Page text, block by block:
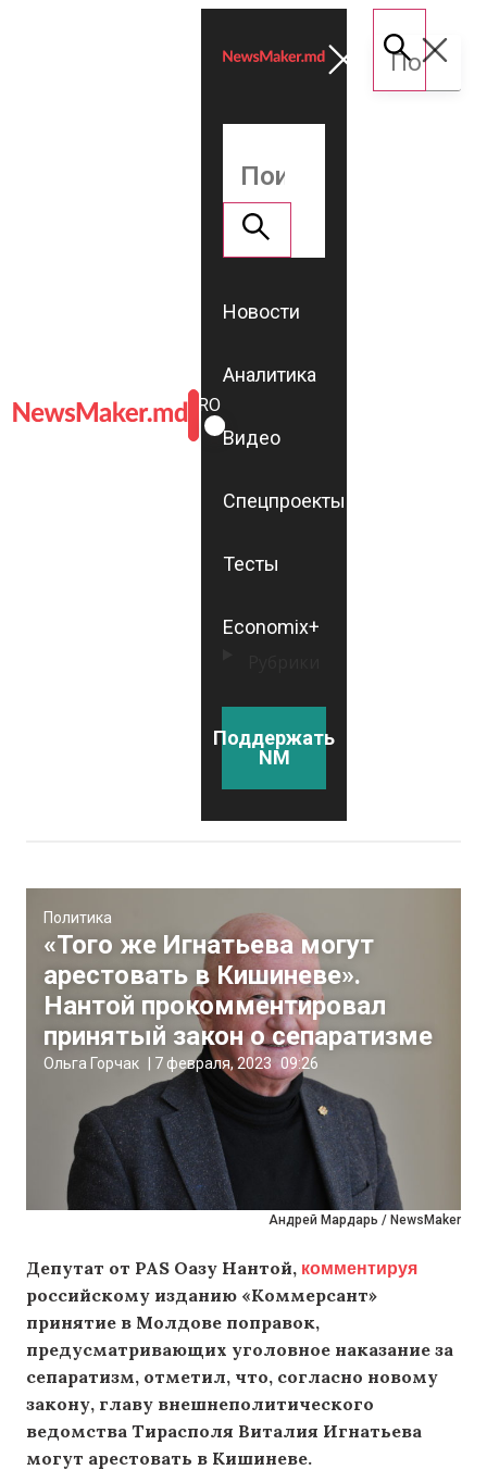
ROMÂNĂ
RU
Новости
Аналитика
Видео
Спецпроекты
Тесты
Economix+
Поддержать
NM
Андрей Мардарь / NewsMaker
Политика
«Того же Игнатьева могут
арестовать в Кишиневе».
Нантой прокомментировал
принятый закон о сепаратизме
Ольга Горчак 7 февраля, 2023 09:26
Депутат от PAS Оазу Нантой, комментируя
российскому изданию «Коммерсант»
принятие в Молдове поправок,
предусматривающих уголовное наказание за
сепаратизм, отметил, что, согласно новому
закону, главу внешнеполитического
ведомства Тирасполя Виталия Игнатьева
могут арестовать в Кишиневе.